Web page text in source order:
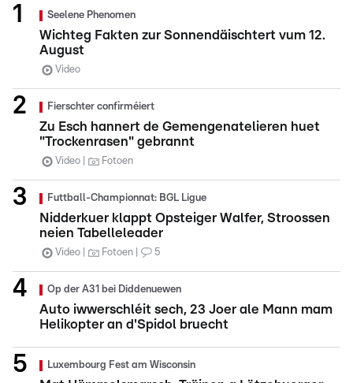
Seelene Phenomen
Wichteg Fakten zur Sonnendäischtert vum 12.
August
Video
Fierschter confirméiert
Zu Esch hannert de Gemengenatelieren huet
"Trockenrasen" gebrannt
Video Fotoen
Futtball-Championnat: BGL Ligue
Nidderkuer klappt Opsteiger Walfer, Stroossen
neien Tabelleleader
Video Fotoen 5
Op der A31 bei Diddenuewen
Auto iwwerschléit sech, 23 Joer ale Mann mam
Helikopter an d'Spidol bruecht
Luxembourg Fest am Wisconsin